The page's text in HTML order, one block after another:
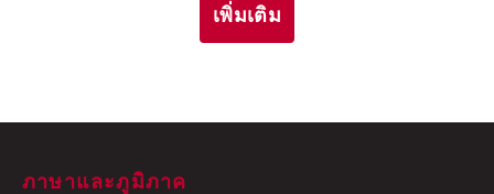
เพิ่มเติม
ภาษาและภูมิภาค